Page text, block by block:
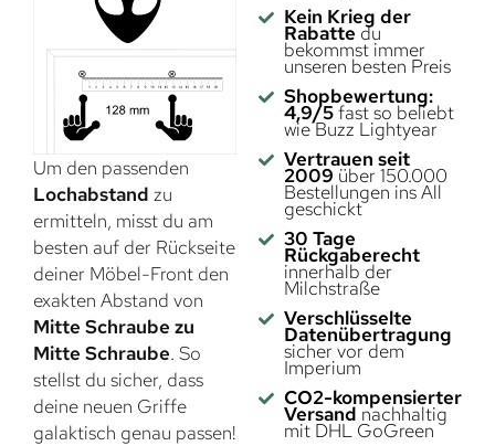
Um den passenden
Lochabstand zu
ermitteln, misst du am
besten auf der Rückseite
deiner Möbel-Front den
exakten Abstand von
Mitte Schraube zu
Mitte Schraube. So
stellst du sicher, dass
deine neuen Griffe
galaktisch genau passen!
Kein Krieg der
Rabatte du
bekommst immer
unseren besten Preis
Shopbewertung:
4,9/5fast so beliebt
wie Buzz Lightyear
Vertrauen seit
2009 über 150.000
Bestellungen ins All
geschickt
30 Tage
Rückgaberecht
innerhalb der
Milchstraße
Verschlüsselte
Datenübertragung
sicher vor dem
Imperium
CO2-kompensierter
Versand nachhaltig
mit DHL GoGreen